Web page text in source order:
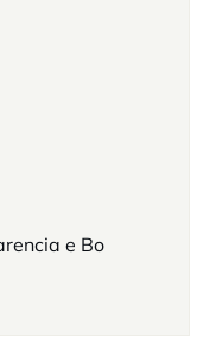
e Bo